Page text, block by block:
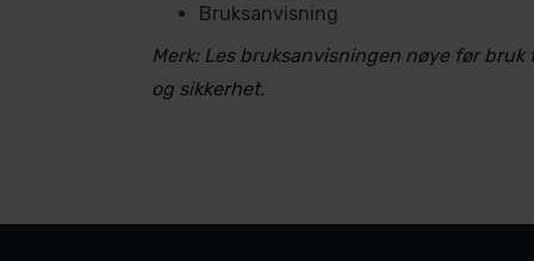
Bruksanvisning
Merk: Les bruksanvisningen nøye før bruk
og sikkerhet.